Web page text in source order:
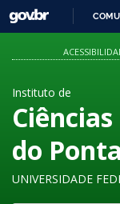
GOVBR
Instituto de
do
UNIVERSIDADE